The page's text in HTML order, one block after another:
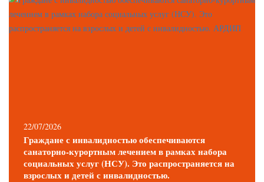
22/07/2026
Граждане с инвалидностью обеспечиваются
санаторно-курортным лечением в рамках набора
социальных услуг (НСУ). Это распространяется на
взрослых и детей с инвалидностью.